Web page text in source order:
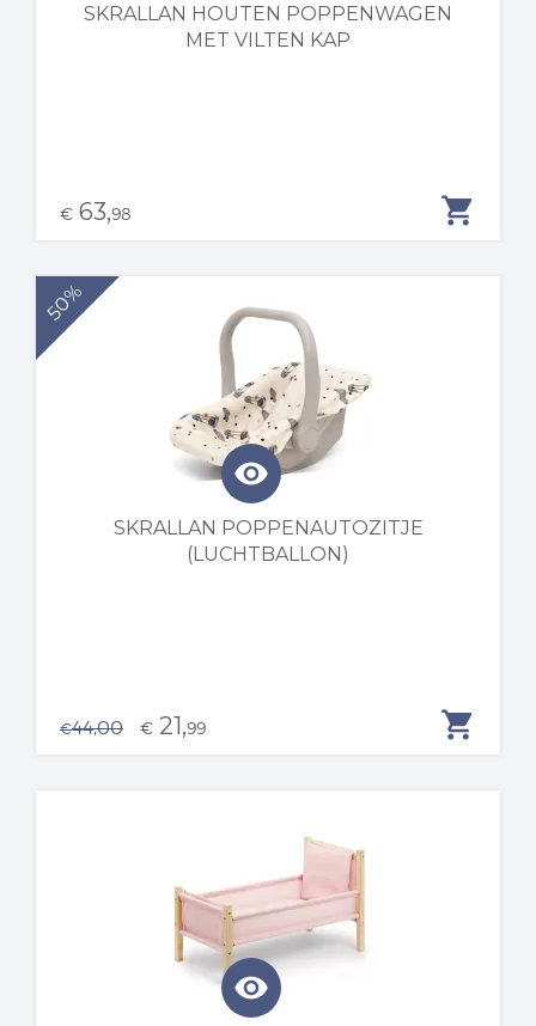
shopping_cart
SKRALLAN HOUTEN POPPENWAGEN
MET VILTEN KAP
€ 63,98
50%
visibility
shopping_cart
SKRALLAN POPPENAUTOZITJE
(LUCHTBALLON)
€44,00 € 21,99
visibility